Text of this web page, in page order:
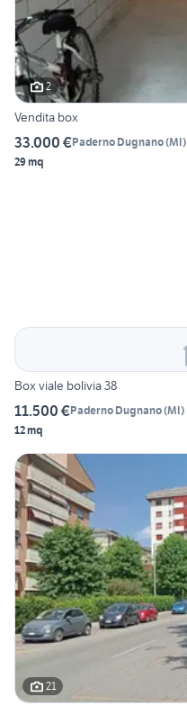
2
Vendita box
33.000 €Paderno Dugnano(MI)
29 mq
Box viale bolivia 38
11.500 €Paderno Dugnano(MI)
12 mq
21